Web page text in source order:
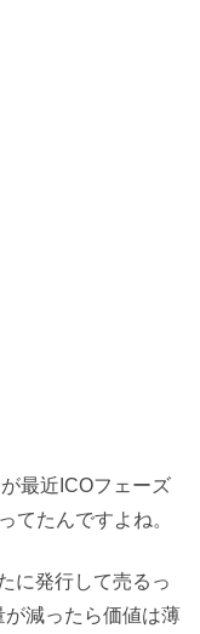
最近ICOフェーズ
てたんですよね。
に発行して売るっ
減ったら価値は薄